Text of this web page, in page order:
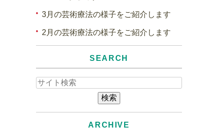
3月の芸術療法の様子をご紹介します
2月の芸術療法の様子をご紹介します
SEARCH
ARCHIVE